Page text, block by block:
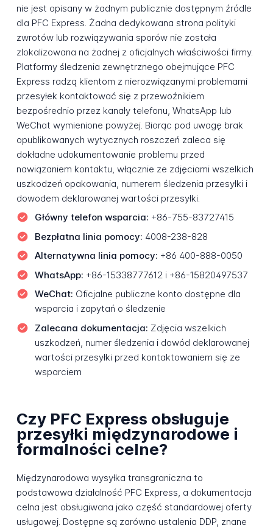
nie jest opisany w żadnym publicznie dostępnym źródle
dla PFC Express. Żadna dedykowana strona polityki
zwrotów lub rozwiązywania sporów nie została
zlokalizowana na żadnej z oficjalnych właściwości firmy.
Platformy śledzenia zewnętrznego obejmujące PFC
Express radzą klientom z nierozwiązanymi problemami
przesyłek kontaktować się z przewoźnikiem
bezpośrednio przez kanały telefonu, WhatsApp lub
WeChat wymienione powyżej. Biorąc pod uwagę brak
opublikowanych wytycznych roszczeń zaleca się
dokładne udokumentowanie problemu przed
nawiązaniem kontaktu, włącznie ze zdjęciami wszelkich
uszkodzeń opakowania, numerem śledzenia przesyłki i
dowodem deklarowanej wartości przesyłki.
Główny telefon wsparcia: +86-755-83727415
Bezpłatna linia pomocy: 4008-238-828
Alternatywna linia pomocy: +86 400-888-0050
WhatsApp: +86-15338777612 i +86-15820497537
WeChat: Oficjalne publiczne konto dostępne dla
wsparcia i zapytań o śledzenie
Zalecana dokumentacja: Zdjęcia wszelkich
uszkodzeń, numer śledzenia i dowód deklarowanej
wartości przesyłki przed kontaktowaniem się ze
wsparciem
Czy PFC Express obsługuje
przesyłki międzynarodowe i
formalności celne?
Międzynarodowa wysyłka transgraniczna to
podstawowa działalność PFC Express, a dokumentacja
celna jest obsługiwana jako część standardowej oferty
usługowej. Dostępne są zarówno ustalenia DDP, znane